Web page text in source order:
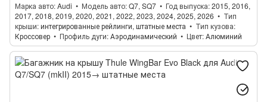
Марка авто Audi Модель авто Q7, SQ7 Год выпуска 2015, 2016,
2017, 2018, 2019, 2020, 2021, 2022, 2023, 2024, 2025, 2026
Тип
крыши интегрированные рейлинги, штатные места
Тип кузова
Кроссовер
Профиль дуги Аэродинамический Цвет Алюминий